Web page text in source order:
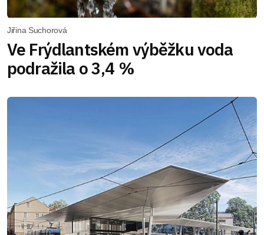
Jiřina Suchorová
Ve Frýdlantském výběžku voda
podražila o 3,4 %